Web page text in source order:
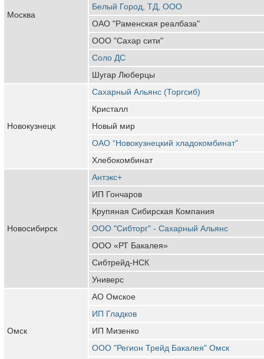
Москва
Белый Город, ТД, ООО
ОАО "Раменская реалбаза"
ООО "Сахар сити"
Соло ДС
Шугар Люберцы
Новокузнецк
Сахарный Альянс (Торгсиб)
Кристалл
Новый мир
ОАО “Новокузнецкий хладокомбинат”
Хлебокомбинат
Новосибирск
Антэкс+
ИП Гончаров
Крупяная Сибирская Компания
ООО "Сибторг" - Сахарный Альянс
ООО «РТ Бакалея»
Сибтрейд-НСК
Универс
Омск
АО Омское
ИП Гладков
ИП Мизенко
ООО "Регион Трейд Бакалея" Омск